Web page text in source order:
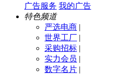
广告服务 我的广告
特色频道
严选电商 |
世界工厂 |
采购招标 |
实力会员 |
数字名片 |